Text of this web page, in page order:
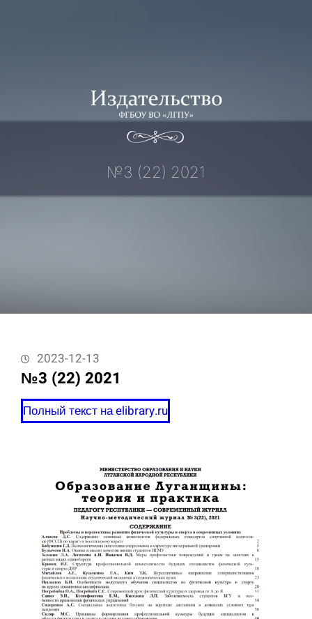
№3 (22) 2021
2023-12-13
№3 (22) 2021
Полный текст на elibrary.ru